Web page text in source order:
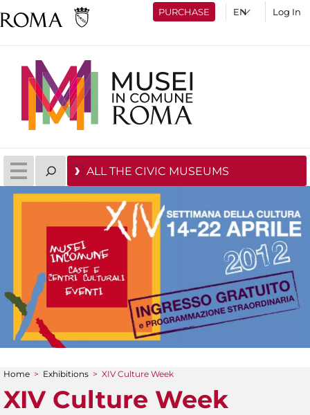
PURCHASE Log In
ALL THE CIVIC MUSEUMS
You are here
Home > Exhibitions > XIV Culture Week
XIV Culture Week